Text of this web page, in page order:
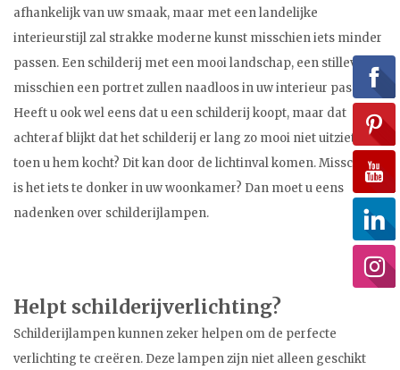
afhankelijk van uw smaak, maar met een landelijke
interieurstijl zal strakke moderne kunst misschien iets minder
passen. Een schilderij met een mooi landschap, een stilleven of
misschien een portret zullen naadloos in uw interieur passen.
Heeft u ook wel eens dat u een schilderij koopt, maar dat
achteraf blijkt dat het schilderij er lang zo mooi niet uitziet dan
toen u hem kocht? Dit kan door de lichtinval komen. Misschien
is het iets te donker in uw woonkamer? Dan moet u eens
nadenken over schilderijlampen.
Helpt schilderijverlichting?
Schilderijlampen kunnen zeker helpen om de perfecte
verlichting te creëren. Deze lampen zijn niet alleen geschikt